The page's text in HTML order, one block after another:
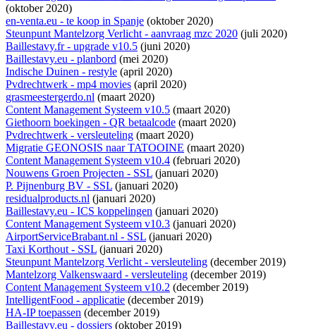
(oktober 2020)
en-venta.eu - te koop in Spanje (oktober 2020)
Steunpunt Mantelzorg Verlicht - aanvraag mzc 2020 (juli 2020)
Baillestavy.fr - upgrade v10.5 (juni 2020)
Baillestavy.eu - planbord (mei 2020)
Indische Duinen - restyle (april 2020)
Pvdrechtwerk - mp4 movies (april 2020)
grasmeestergerdo.nl (maart 2020)
Content Management Systeem v10.5 (maart 2020)
Giethoorn boekingen - QR betaalcode (maart 2020)
Pvdrechtwerk - versleuteling (maart 2020)
Migratie GEONOSIS naar TATOOINE (maart 2020)
Content Management Systeem v10.4 (februari 2020)
Nouwens Groen Projecten - SSL (januari 2020)
P. Pijnenburg BV - SSL (januari 2020)
residualproducts.nl (januari 2020)
Baillestavy.eu - ICS koppelingen (januari 2020)
Content Management Systeem v10.3 (januari 2020)
AirportServiceBrabant.nl - SSL (januari 2020)
Taxi Korthout - SSL (januari 2020)
Steunpunt Mantelzorg Verlicht - versleuteling (december 2019)
Mantelzorg Valkenswaard - versleuteling (december 2019)
Content Management Systeem v10.2 (december 2019)
IntelligentFood - applicatie (december 2019)
HA-IP toepassen (december 2019)
Baillestavy.eu - dossiers (oktober 2019)